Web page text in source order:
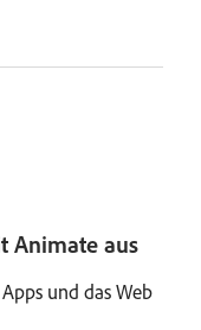
Animate aus
und das Web